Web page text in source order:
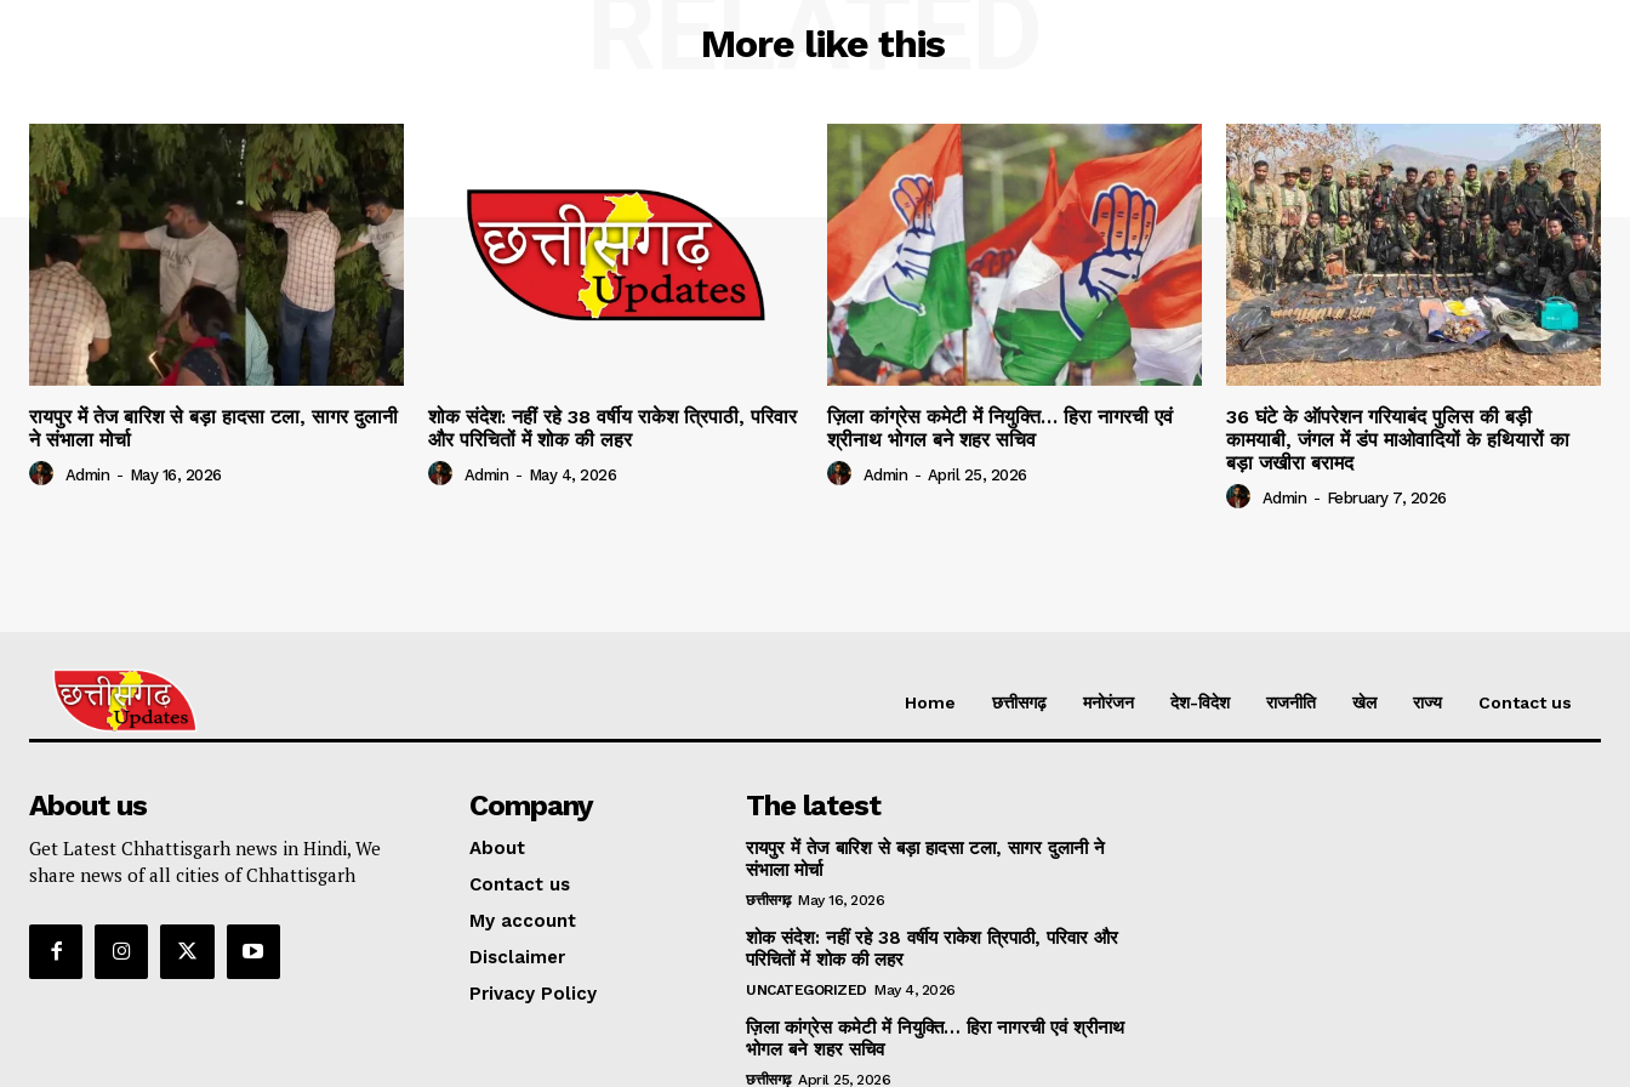
More like this
RELATED
रायपुर में तेज बारिश से बड़ा हादसा टला, सागर दुलानी
ने संभाला मोर्चा
Admin - May 16, 2026
शोक संदेश: नहीं रहे 38 वर्षीय राकेश त्रिपाठी, परिवार
और परिचितों में शोक की लहर
Admin - May 4, 2026
ज़िला कांग्रेस कमेटी में नियुक्ति… हिरा नागरची एवं
श्रीनाथ भोगल बने शहर सचिव
Admin - April 25, 2026
36 घंटे के ऑपरेशन गरियाबंद पुलिस की बड़ी
कामयाबी, जंगल में डंप माओवादियों के हथियारों का
बड़ा जखीरा बरामद
Admin - February 7, 2026
Home छत्तीसगढ़ मनोरंजन देश-विदेश राजनीति खेल राज्य Contact us
About us
Get Latest Chhattisgarh news in Hindi, We
share news of all cities of Chhattisgarh
Company
About
Contact us
My account
Disclaimer
Privacy Policy
The latest
रायपुर में तेज बारिश से बड़ा हादसा टला, सागर दुलानी ने
संभाला मोर्चा
छत्तीसगढ़ May 16, 2026
शोक संदेश: नहीं रहे 38 वर्षीय राकेश त्रिपाठी, परिवार और
परिचितों में शोक की लहर
UNCATEGORIZED May 4, 2026
ज़िला कांग्रेस कमेटी में नियुक्ति… हिरा नागरची एवं श्रीनाथ
भोगल बने शहर सचिव
छत्तीसगढ़ April 25, 2026